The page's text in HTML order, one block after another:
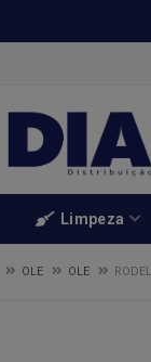
Limpeza
OLE OLE